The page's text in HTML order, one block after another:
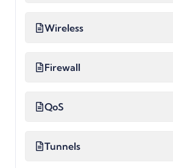
Wireless
Firewall
QoS
Tunnels